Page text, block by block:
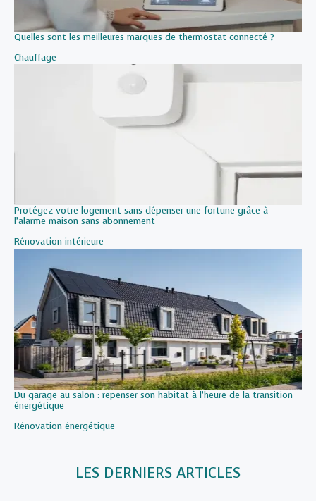
Quelles sont les meilleures marques de thermostat connecté ?
Par rapport à
Chauffage
Protégez votre logement sans dépenser une fortune grâce à
l’alarme maison sans abonnement
Par rapport à
Rénovation intérieure
Du garage au salon : repenser son habitat à l’heure de la transition
énergétique
Par rapport à
Rénovation énergétique
LES DERNIERS ARTICLES